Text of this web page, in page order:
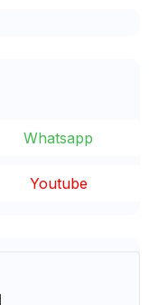
Whatsapp
Youtube